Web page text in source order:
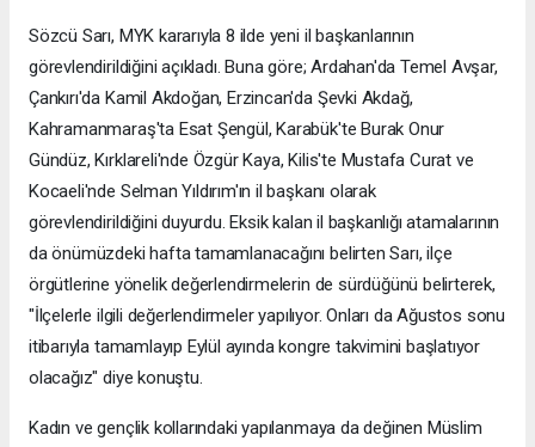
Sözcü Sarı, MYK kararıyla 8 ilde yeni il başkanlarının
görevlendirildiğini açıkladı. Buna göre; Ardahan'da Temel Avşar,
Çankırı'da Kamil Akdoğan, Erzincan'da Şevki Akdağ,
Kahramanmaraş'ta Esat Şengül, Karabük'te Burak Onur
Gündüz, Kırklareli'nde Özgür Kaya, Kilis'te Mustafa Curat ve
Kocaeli'nde Selman Yıldırım'ın il başkanı olarak
görevlendirildiğini duyurdu. Eksik kalan il başkanlığı atamalarının
da önümüzdeki hafta tamamlanacağını belirten Sarı, ilçe
örgütlerine yönelik değerlendirmelerin de sürdüğünü belirterek,
"İlçelerle ilgili değerlendirmeler yapılıyor. Onları da Ağustos sonu
itibarıyla tamamlayıp Eylül ayında kongre takvimini başlatıyor
olacağız" diye konuştu.
Kadın ve gençlik kollarındaki yapılanmaya da değinen Müslim